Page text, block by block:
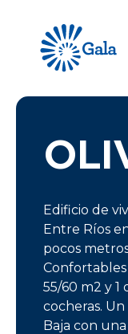
Edificio de
Entre Ríos
pocos
55/60 m2 y
cocheras.
Baja con